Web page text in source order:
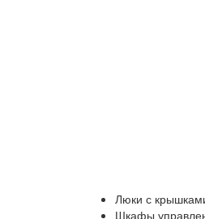
Люки с
Шкафы